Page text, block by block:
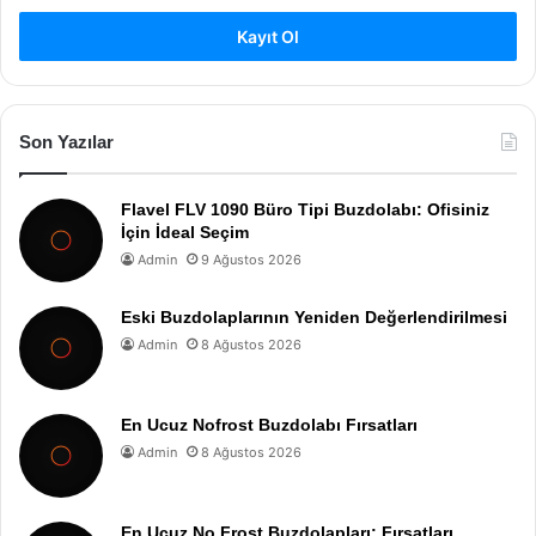
Kayıt Ol
Son Yazılar
Flavel FLV 1090 Büro Tipi Buzdolabı: Ofisiniz
İçin İdeal Seçim
Admin 9 Ağustos 2026
Eski Buzdolaplarının Yeniden Değerlendirilmesi
Admin 8 Ağustos 2026
En Ucuz Nofrost Buzdolabı Fırsatları
Admin 8 Ağustos 2026